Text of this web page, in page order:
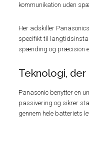
kommunikation uden
Her adskiller
specifikt til
spænding og præcision
Teknologi,
Panasonic benytter en
passivering og sikrer
gennem hele batteriets